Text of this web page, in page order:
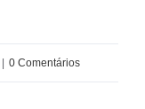
| 0 Comentários